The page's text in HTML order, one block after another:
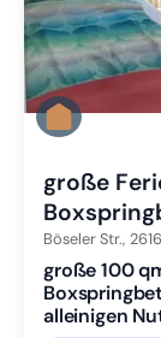
große
Böseler Str.,
große 100
alleinigen